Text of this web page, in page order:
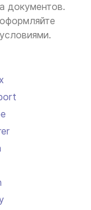
документов.